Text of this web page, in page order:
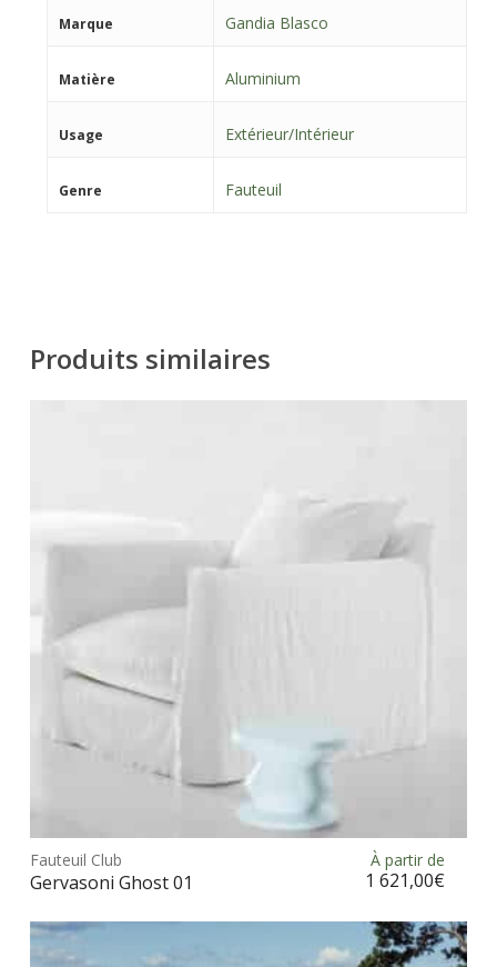
Marque Gandia Blasco
Matière Aluminium
Usage Extérieur/Intérieur
Genre Fauteuil
Produits similaires
Les
Fauteuil Club
Gervasoni Ghost 01
À partir de
1 621,00€